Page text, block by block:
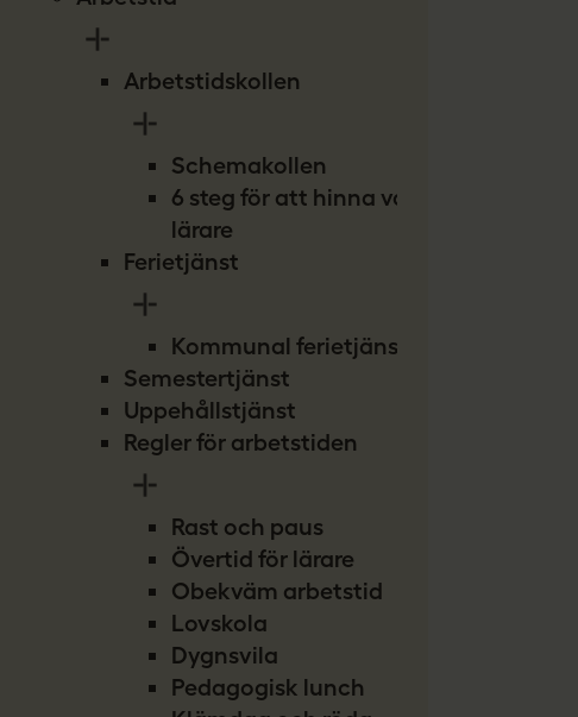
Arbetstidskollen
Schemakollen
6 steg för att hinna vara
lärare
Ferietjänst
Kommunal ferietjänst
Semestertjänst
Uppehållstjänst
Regler för arbetstiden
Rast och paus
Övertid för lärare
Obekväm arbetstid
Lovskola
Dygnsvila
Pedagogisk lunch